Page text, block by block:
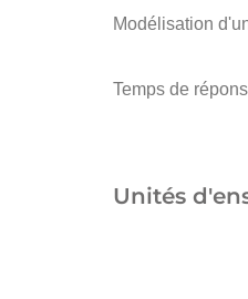
Modélisation
Temps de
Unités